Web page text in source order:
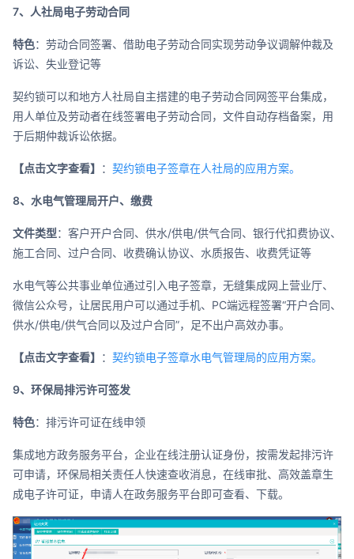
7、人社局电子劳动合同
特色：劳动合同签署、借助电子劳动合同实现劳动争议调解仲裁及
诉讼、失业登记等
契约锁可以和地方人社局自主搭建的电子劳动合同网签平台集成，
用人单位及劳动者在线签署电子劳动合同，文件自动存档备案，用
于后期仲裁诉讼依据。
【点击文字查看】 ： 契约锁电子签章在人社局的应用方案。
8、水电气管理局开户、缴费
文件类型：客户开户合同、供水/供电/供气合同、银行代扣费协议、
施工合同、过户合同、收费确认协议、水质报告、收费凭证等
水电气等公共事业单位通过引入电子签章，无缝集成网上营业厅、
微信公众号，让居民用户可以通过手机、PC端远程签署“开户合同、
供水/供电/供气合同以及过户合同”，足不出户高效办事。
【点击文字查看】 ： 契约锁电子签章水电气管理局的应用方案。
9、环保局排污许可签发
特色：排污许可证在线申领
集成地方政务服务平台，企业在线注册认证身份，按需发起排污许
可申请，环保局相关责任人快速查收消息，在线审批、高效盖章生
成电子许可证，申请人在政务服务平台即可查看、下载。